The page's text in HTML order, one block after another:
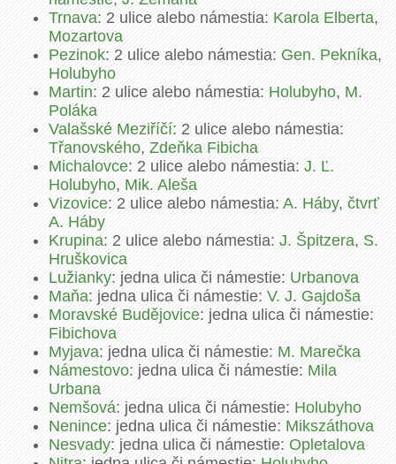
Trnava: 2 ulice alebo námestia:Karola Elberta,
Mozartova
Pezinok: 2 ulice alebo námestia:Gen. Pekníka,
Holubyho
Martin: 2 ulice alebo námestia:Holubyho,M.
Poláka
Valašské Meziříčí: 2 ulice alebo námestia:
Třanovského,Zdeňka Fibicha
Michalovce: 2 ulice alebo námestia:J. Ľ.
Holubyho,Mik. Aleša
Vizovice: 2 ulice alebo námestia:A. Háby,čtvrť
A. Háby
Krupina: 2 ulice alebo námestia:J. Špitzera,S.
Hruškovica
Lužianky: jedna ulica či námestie:Urbanova
Maňa: jedna ulica či námestie:V. J. Gajdoša
Moravské Budějovice: jedna ulica či námestie:
Fibichova
Myjava: jedna ulica či námestie:M. Marečka
Námestovo: jedna ulica či námestie:Mila
Urbana
Nemšová: jedna ulica či námestie:Holubyho
Nenince: jedna ulica či námestie:Mikszáthova
Nesvady: jedna ulica či námestie:Opletalova